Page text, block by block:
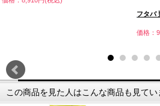
フタバ
価格：
この商品を見た人はこんな商品も見てい